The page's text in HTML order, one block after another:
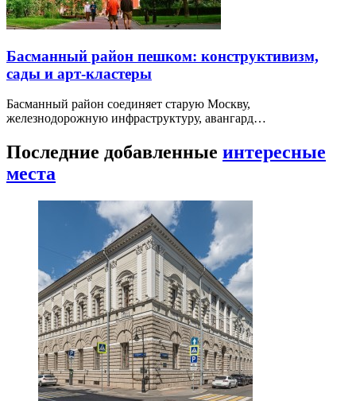
Басманный район пешком: конструктивизм,
сады и арт-кластеры
Басманный район соединяет старую Москву,
железнодорожную инфраструктуру, авангард…
Последние добавленные интересные
места